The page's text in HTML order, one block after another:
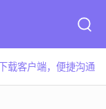
下载客户端，便捷沟通